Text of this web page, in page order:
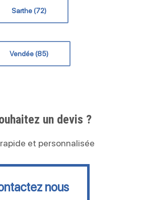
Sarthe (72)
Vendée (85)
un devis ?
et personnalisée
nous